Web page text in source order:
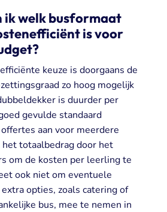
ik welk busformaat
is voor
keuze is doorgaans de
zo hoog mogelijk
is duurder per
gevulde standaard
aan voor meerdere
totaalbedrag door het
om de kosten per leerling te
ook niet om eventuele
opties, zoals catering of
bus, mee te nemen in